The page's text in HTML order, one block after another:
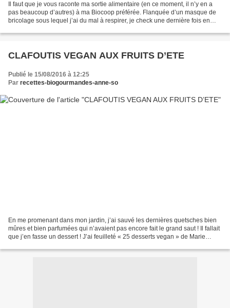
Il faut que je vous raconte ma sortie alimentaire (en ce moment, il n’y en a
pas beaucoup d’autres) à ma Biocoop préférée. Flanquée d’un masque de
bricolage sous lequel j’ai du mal à respirer, je check une dernière fois en
CLAFOUTIS VEGAN AUX FRUITS D’ETE
Publié le 15/08/2016 à 12:25
Par recettes-biogourmandes-anne-so
En me promenant dans mon jardin, j’ai sauvé les dernières quetsches bien
mûres et bien parfumées qui n’avaient pas encore fait le grand saut ! Il fallait
que j’en fasse un dessert ! J’ai feuilleté « 25 desserts vegan » de Marie